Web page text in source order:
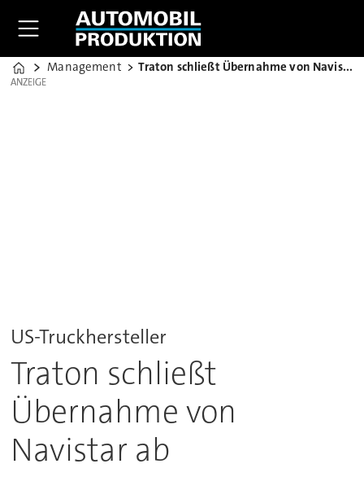
Home
Management Traton schließt Übernahme von Navistar ab
ANZEIGE
ANZEIGE
US-Truckhersteller
Traton schließt
Übernahme von
Navistar ab